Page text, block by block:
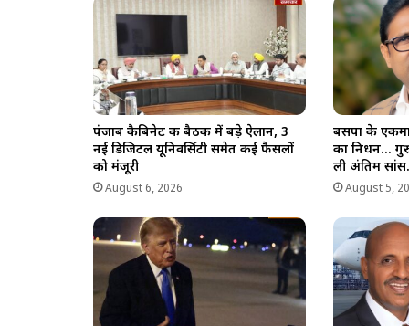
पंजाब कैबिनेट की बैठक में बड़े ऐलान, 3
नई डिजिटल यूनिवर्सिटी समेत कई फैसलों
को मंजूरी
August 6, 2026
बसपा के
का निधन…
ली अंतिम
August 5,